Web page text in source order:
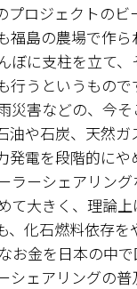
プロジェクトの
福島の農場で作
ぼに支柱を立て
行うというもの
災害などの、今
油や石炭、天然
発電を段階的に
ラーシェアリン
て大きく、理論
、化石燃料依存
お金を日本の中
ェアリングの普